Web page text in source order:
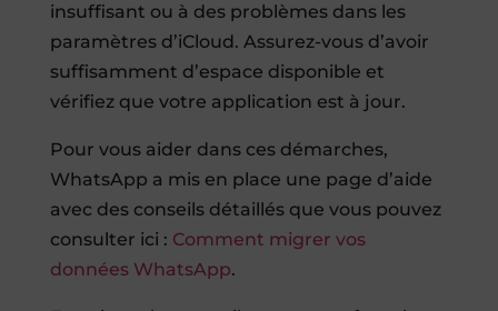
insuffisant ou à des problèmes dans les
paramètres d’iCloud. Assurez-vous d’avoir
suffisamment d’espace disponible et
vérifiez que votre application est à jour.
Pour vous aider dans ces démarches,
WhatsApp a mis en place une page d’aide
avec des conseils détaillés que vous pouvez
consulter ici : Comment migrer vos
données WhatsApp.